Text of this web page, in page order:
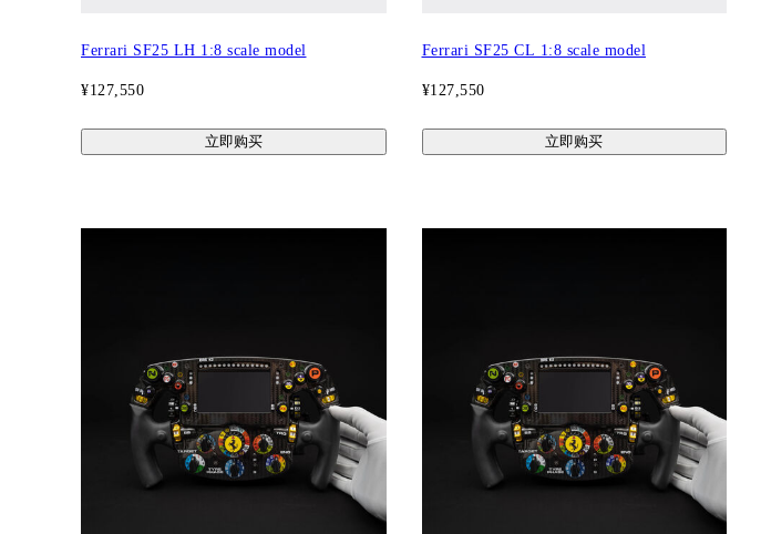
Ferrari SF25 LH 1:8 scale model
¥127,550
立即购买
Ferrari SF25 CL 1:8 scale model
¥127,550
立即购买